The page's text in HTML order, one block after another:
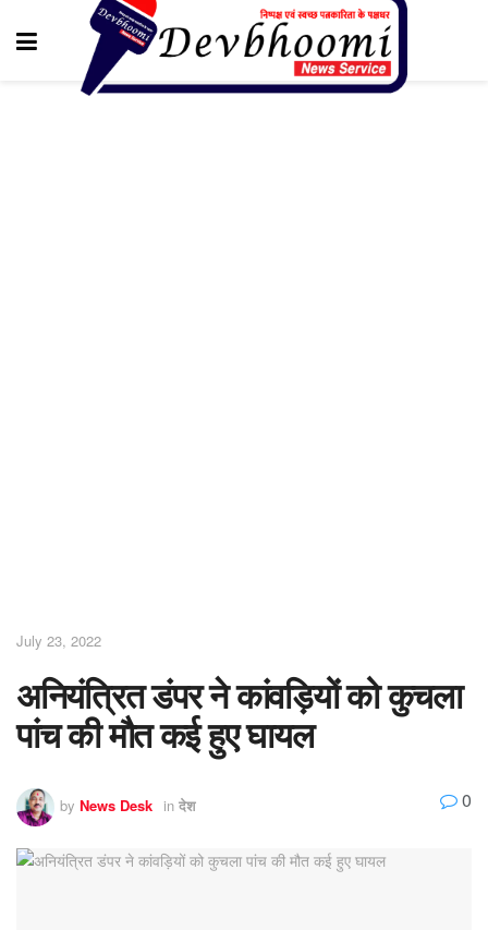
July 23, 2022
अनियंत्रित डंपर ने कांवड़ियों को कुचला
पांच की मौत कई हुए घायल
by News Desk in देश 0